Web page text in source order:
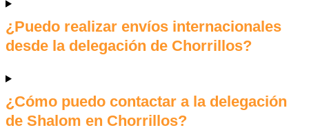
¿Puedo realizar envíos internacionales
desde la delegación de Chorrillos?
¿Cómo puedo contactar a la delegación
de Shalom en Chorrillos?